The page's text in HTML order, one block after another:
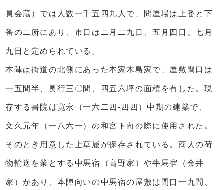
員会蔵）では人数一千五四九人で、問屋場は上番と下
番の二所にあり、市日は二月二九日、五月四日、七月
九日と定められている。
本陣は街道の北側にあった本家木島家で、屋敷間口は
一五間半、奥行三〇間、四五六坪の面積を有した。現
存する書院は寛永（一六二四‐四四）中期の建築で、
文久元年（一八六一）の和宮下向の際に使用された。
そのとき用意した上草履が保存されている。商人の荷
物輸送を業とする中馬宿（高野家）や牛馬宿（金井
家）があり、本陣向いの中馬宿の屋敷は間口一九間、